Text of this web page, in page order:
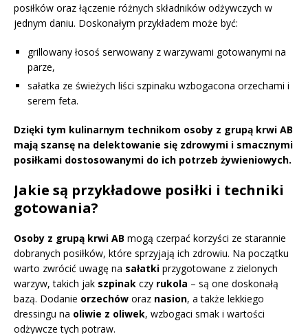
posiłków oraz łączenie różnych składników odżywczych w
jednym daniu. Doskonałym przykładem może być:
grillowany łosoś serwowany z warzywami gotowanymi na
parze,
sałatka ze świeżych liści szpinaku wzbogacona orzechami i
serem feta.
Dzięki tym kulinarnym technikom osoby z grupą krwi AB
mają szansę na delektowanie się zdrowymi i smacznymi
posiłkami dostosowanymi do ich potrzeb żywieniowych.
Jakie są przykładowe posiłki i techniki
gotowania?
Osoby z grupą krwi AB mogą czerpać korzyści ze starannie
dobranych posiłków, które sprzyjają ich zdrowiu. Na początku
warto zwrócić uwagę na sałatki przygotowane z zielonych
warzyw, takich jak szpinak czy rukola – są one doskonałą
bazą. Dodanie orzechów oraz nasion, a także lekkiego
dressingu na oliwie z oliwek, wzbogaci smak i wartości
odżywcze tych potraw.